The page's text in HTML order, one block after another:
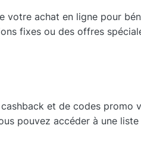
votre achat en ligne pour
fixes ou des offres
et de codes promo
pouvez accéder à une